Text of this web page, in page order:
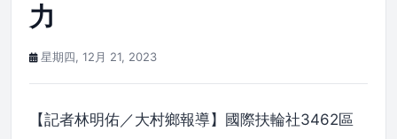
力
星期四, 12月 21, 2023
【記者林明佑／大村鄉報導】國際扶輪社3462區